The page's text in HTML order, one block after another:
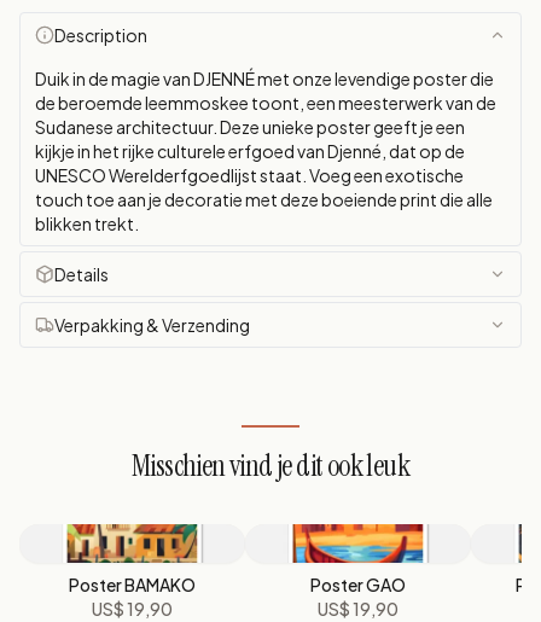
Description
Duik in de magie van DJENNÉ met onze levendige poster die
de beroemde leemmoskee toont, een meesterwerk van de
Sudanese architectuur. Deze unieke poster geeft je een
kijkje in het rijke culturele erfgoed van Djenné, dat op de
UNESCO Werelderfgoedlijst staat. Voeg een exotische
touch toe aan je decoratie met deze boeiende print die alle
blikken trekt.
Details
Verpakking & Verzending
Misschien vind je dit ook leuk
Poster BAMAKO
US$ 19,90
Poster GAO
US$ 19,90